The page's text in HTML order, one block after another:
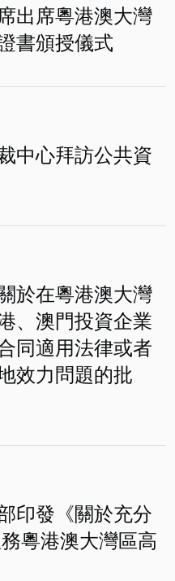
出席粵港澳大灣
書頒授儀式
中心拜訪公共資
於在粵港澳大灣
、澳門投資企業
同適用法律或者
效力問題的批
印發《關於充分
粵港澳大灣區高